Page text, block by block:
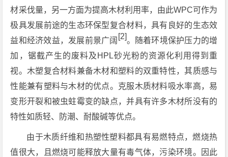
材采伐量，另一方面为提高木材利用率，由此WPC可作为
极具发展前途的生态环保型复合材料，具有良好的生态效
益和经济效益，发展前景广阔 [2]。随着环境保护压力的增
加，锯截产生的废料及HPL砂光粉的资源化利用得到重
视。木塑复合材料兼备木材和塑料的双重特性，其质感与
性能兼有塑料与木材的优点。克服木质材料吸水率高，易
变形开裂和被虫蛀霉变的缺点，并具有许多木材所没有的
特性如质轻、防潮、耐酸碱等优点。
由于木质纤维和热塑性塑料都具有易燃特点，燃烧热
值很大，且燃烧可能释放大量有毒气体，污染环境。因此